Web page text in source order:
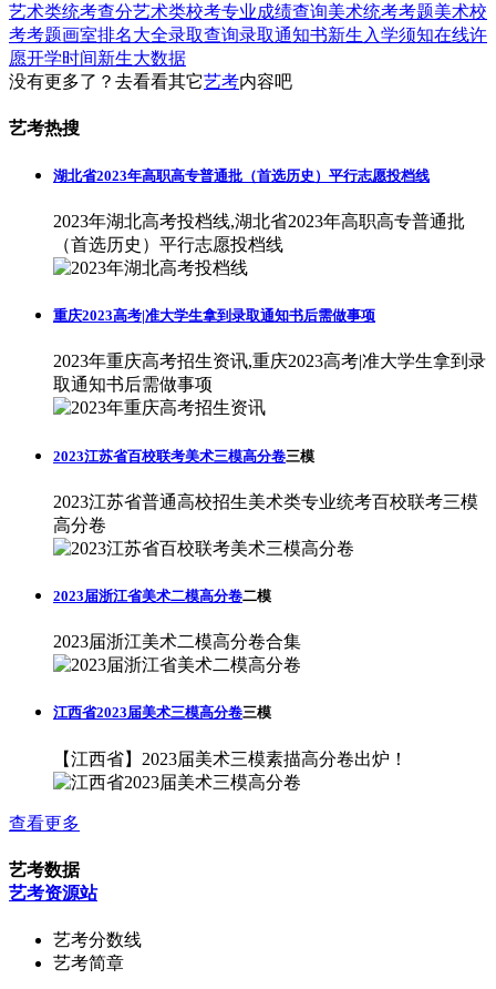
艺术类统考查分艺术类校考专业成绩查询美术统考考题美术校
考考题画室排名大全录取查询录取通知书新生入学须知在线许
愿开学时间新生大数据
没有更多了？去看看其它艺考内容吧
艺考热搜
湖北省2023年高职高专普通批（首选历史）平行志愿投档线
2023年湖北高考投档线,湖北省2023年高职高专普通批
（首选历史）平行志愿投档线
重庆2023高考|准大学生拿到录取通知书后需做事项
2023年重庆高考招生资讯,重庆2023高考|准大学生拿到录
取通知书后需做事项
2023江苏省百校联考美术三模高分卷三模
2023江苏省普通高校招生美术类专业统考百校联考三模
高分卷
2023届浙江省美术二模高分卷二模
2023届浙江美术二模高分卷合集
江西省2023届美术三模高分卷三模
【江西省】2023届美术三模素描高分卷出炉！
查看更多
艺考数据
艺考资源站
艺考分数线
艺考简章